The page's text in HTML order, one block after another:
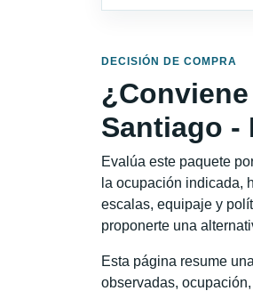
DECISIÓN DE COMPRA
Santiago -
Evalúa este paquete
la ocupación indicada,
escalas, equipaje y
proponerte una
Esta página resume
observadas,